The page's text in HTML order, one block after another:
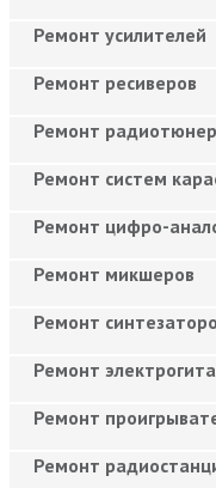
Ремонт усилителей
Ремонт ресиверов
Ремонт
Ремонт систем
Ремонт цифро-
Ремонт микшеров
Ремонт
Ремонт
Ремонт
Ремонт